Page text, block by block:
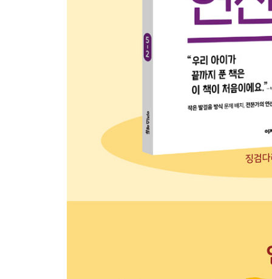
32 선대칭도형은 선을 따라 접었을 때 겹쳐져
33 점대칭도형은 점을 중심으로 돌렸을 때 겹쳐져
34 생활 속 연산 - 합동과 대칭
+ 셋째 마당 통과 문제
35 소수의 곱셈은 분수의 곱셈으로 풀 수 있어
36 소수 한 자리 수와 자연수의 곱셈
37 곱해지는 소수와 같은 위치에 소수점을 콕 찍자
38 소수 두 자리 수와 자연수의 곱셈
39 자연수의 곱셈처럼 계산하고 소수점 콕!